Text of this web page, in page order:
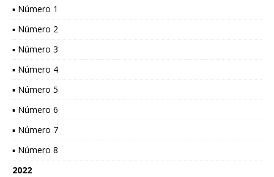
▪ Número 1
▪ Número 2
▪ Número 3
▪ Número 4
▪ Número 5
▪ Número 6
▪ Número 7
▪ Número 8
2022